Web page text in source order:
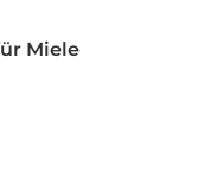
Miele